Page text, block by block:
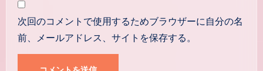
次回のコメントで使用するためブラウザーに自分の名
前、メールアドレス、サイトを保存する。